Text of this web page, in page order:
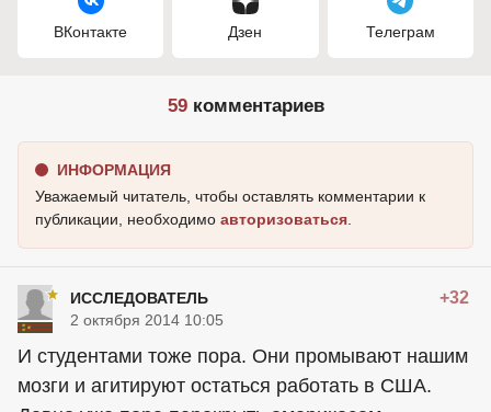
ВКонтакте Дзен Телеграм
59комментариев
ИНФОРМАЦИЯ
Уважаемый читатель, чтобы оставлять комментарии к
публикации, необходимо авторизоваться
ИССЛЕДОВАТЕЛЬ +32
2 октября 2014 10:05
И студентами тоже пора. Они промывают нашим
мозги и агитируют остаться работать в США.